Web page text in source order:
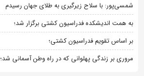
شمسی‌پور: با سلاح زیرگیری به طلای جهان رسیدم
به همت اندیشکده فدراسیون کشتی برگزار شد؛
بر اساس تقویم فدراسیون کشتی؛
مروری بر زندگی پهلوانی که در راه وطن آسمانی شد؛